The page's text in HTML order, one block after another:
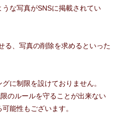
うな写真がSNSに掲載されてい
る、写真の削除を求めるといった
に制限を設けておりません。
のルールを守ることが出来ない
能性もございます。